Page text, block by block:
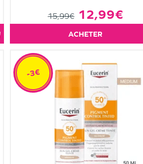
15,99€ 12,99€
ACHETER
-3€